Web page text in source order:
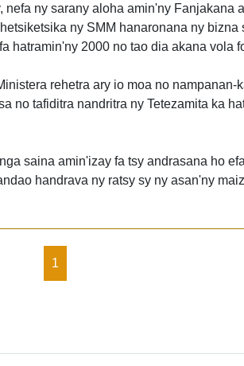
ny sarany aloha amin'ny Fanjakana
ny SMM hanaronana ny bizna
hatramin'ny 2000 no tao dia akana vola
rehetra ary io moa no nampanan-
no tafiditra nandritra ny Tetezamita ka
saina amin'izay fa tsy andrasana ho
handrava ny ratsy sy ny asan'ny
1